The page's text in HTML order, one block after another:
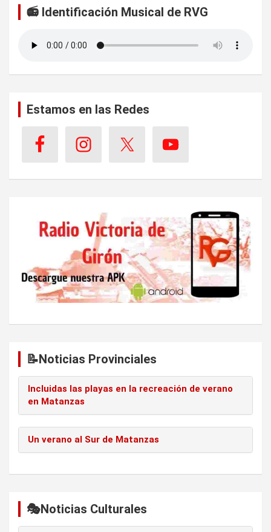
c
s
📻 Identificación Musical de RVG
Estamos en las Redes
📝Noticias Provinciales
Incluidas las playas en la recreación de verano
en Matanzas
Un verano al Sur de Matanzas
🎭Noticias Culturales